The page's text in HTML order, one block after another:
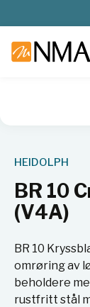
HEIDOLPH
BR 10
(V4A)
BR 10
omrøring av
beholdere
rustfritt stål